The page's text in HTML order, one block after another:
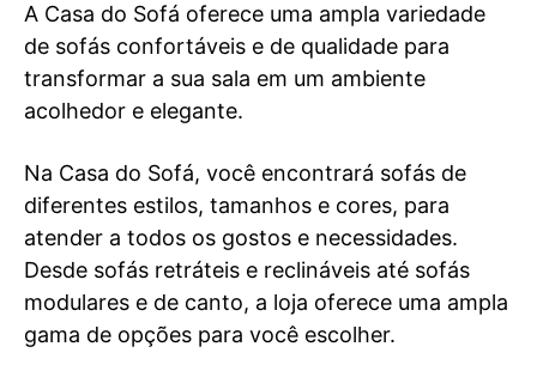
A Casa do Sofá oferece uma ampla variedade
de sofás confortáveis e de qualidade para
transformar a sua sala em um ambiente
acolhedor e elegante.
Na Casa do Sofá, você encontrará sofás de
diferentes estilos, tamanhos e cores, para
atender a todos os gostos e necessidades.
Desde sofás retráteis e reclináveis até sofás
modulares e de canto, a loja oferece uma ampla
gama de opções para você escolher.